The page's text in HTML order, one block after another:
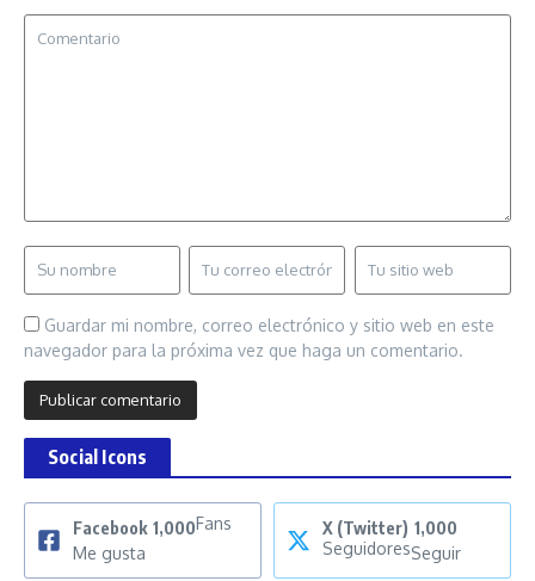
Guardar mi nombre, correo electrónico y sitio web en este
navegador para la próxima vez que haga un comentario.
Social Icons
Facebook 1,000Fans
Me gusta
X (Twitter) 1,000
SeguidoresSeguir